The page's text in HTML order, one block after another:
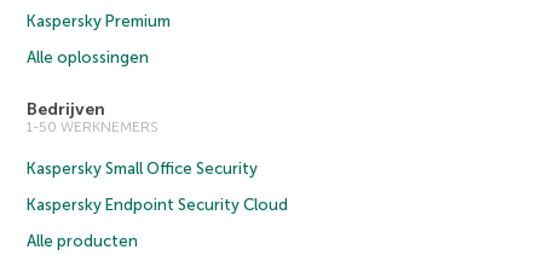
Kaspersky Premium
Alle oplossingen
Bedrijven
1-50 WERKNEMERS
Kaspersky Small Office Security
Kaspersky Endpoint Security Cloud
Alle producten